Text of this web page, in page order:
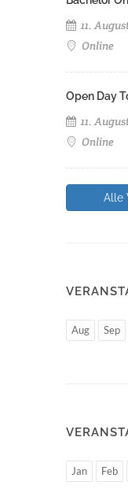
11.
Online
Open Day
11.
Online
Alle
Aug Sep
Jan Feb